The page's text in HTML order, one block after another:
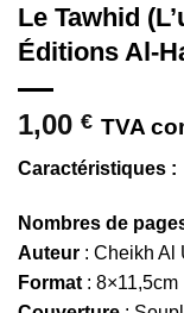
Le Tawhid
Éditions Al-
1,00 € TVA
Caractéristiques :
Nombres de
Auteur : Cheikh Al
Format : 8×11,5cm